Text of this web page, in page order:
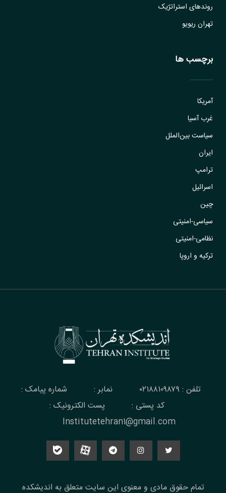
روندهای استراتژیک
تهران ریویو
برچسب ها
آمریکا
غرب آسیا
سیاست بین‌الملل
ایران
ترامپ
اسرائیل
چین
سیاسی-امنیتی
نظامی-امنیتی
ترکیه و اروپا
تلفن : ۰۲۱۸۸۱۰۹۸۷۹ نمابر :
شماره پیامک :
کد پستی :
پست الکترونیک :
Institutetehran1@gmail.com
تمام حقوق مادی و معنوی این سایت متعلق به اندیشکده